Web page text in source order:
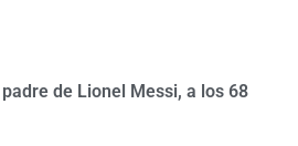
de Lionel Messi, a los 68